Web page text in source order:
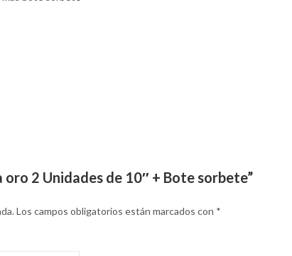
2 Unidades de 10″ + Bote sorbete”
Los campos obligatorios están marcados con *